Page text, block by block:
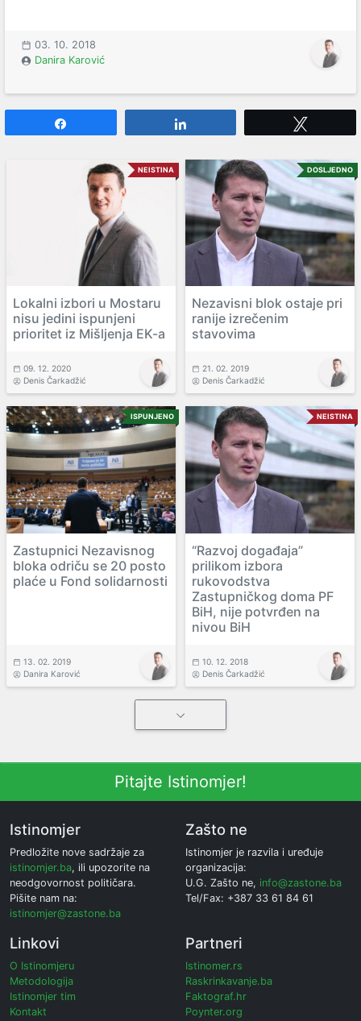
03. 10. 2018
Danira Karović
NEISTINA
Lokalni izbori u Mostaru
nisu jedini ispunjeni
prioritet iz Mišljenja EK-a
09. 12. 2020
Denis Čarkadžić
DOSLJEDNO
Nezavisni blok ostaje pri
ranije izrečenim
stavovima
21. 02. 2019
Denis Čarkadžić
ISPUNJENO
Zastupnici Nezavisnog
bloka odriču se 20 posto
plaće u Fond solidarnosti
13. 02. 2019
Danira Karović
NEISTINA
“Razvoj događaja”
prilikom izbora
rukovodstva
Zastupničkog doma PF
BiH, nije potvrđen na
nivou BiH
10. 12. 2018
Denis Čarkadžić
Pitajte Istinomjer!
Istinomjer
Predložite nove sadržaje za
istinomjer.ba, ili upozorite na
neodgovornost političara.
Pišite nam na:
istinomjer@zastone.ba
Zašto ne
Istinomjer je razvila i uređuje
organizacija:
U.G. Zašto ne, info@zastone.ba
Tel/Fax: +387 33 61 84 61
Linkovi
O Istinomjeru
Metodologija
Istinomjer tim
Kontakt
Partneri
Istinomer.rs
Raskrinkavanje.ba
Faktograf.hr
Poynter.org